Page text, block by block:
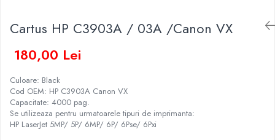
Cartus HP C3903A / 03A /Canon VX
180,00 Lei
Culoare: Black
Cod OEM: HP C3903A Canon VX
Capacitate: 4000 pag.
Se utilizeaza pentru urmatoarele tipuri de imprimanta:
HP LaserJet 5MP/ 5P/ 6MP/ 6P/ 6Pse/ 6Pxi